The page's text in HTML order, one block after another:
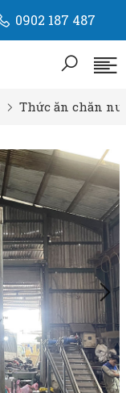
0902 187 487
Thức ăn chăn